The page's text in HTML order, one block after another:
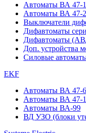
Автоматы ВА 47-
Автоматы ВА 47-
Выключатели
Дифавтоматы
Дифавтоматы
Доп. устройства
Силовые
EKF
Автоматы ВА 47-
Автоматы ВА 47-
Автоматы ВА-99
ВД УЗО (блоки